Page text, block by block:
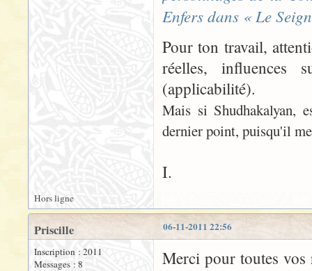
Enfers dans « Le
Pour ton travail,
réelles, influences
(applicabilité).
Mais si Shudhakalyan,
dernier point, puisqu'il
I.
Hors ligne
06-11-2011 22:56
Priscille
Inscription : 2011
Messages : 8
Merci pour toutes vos